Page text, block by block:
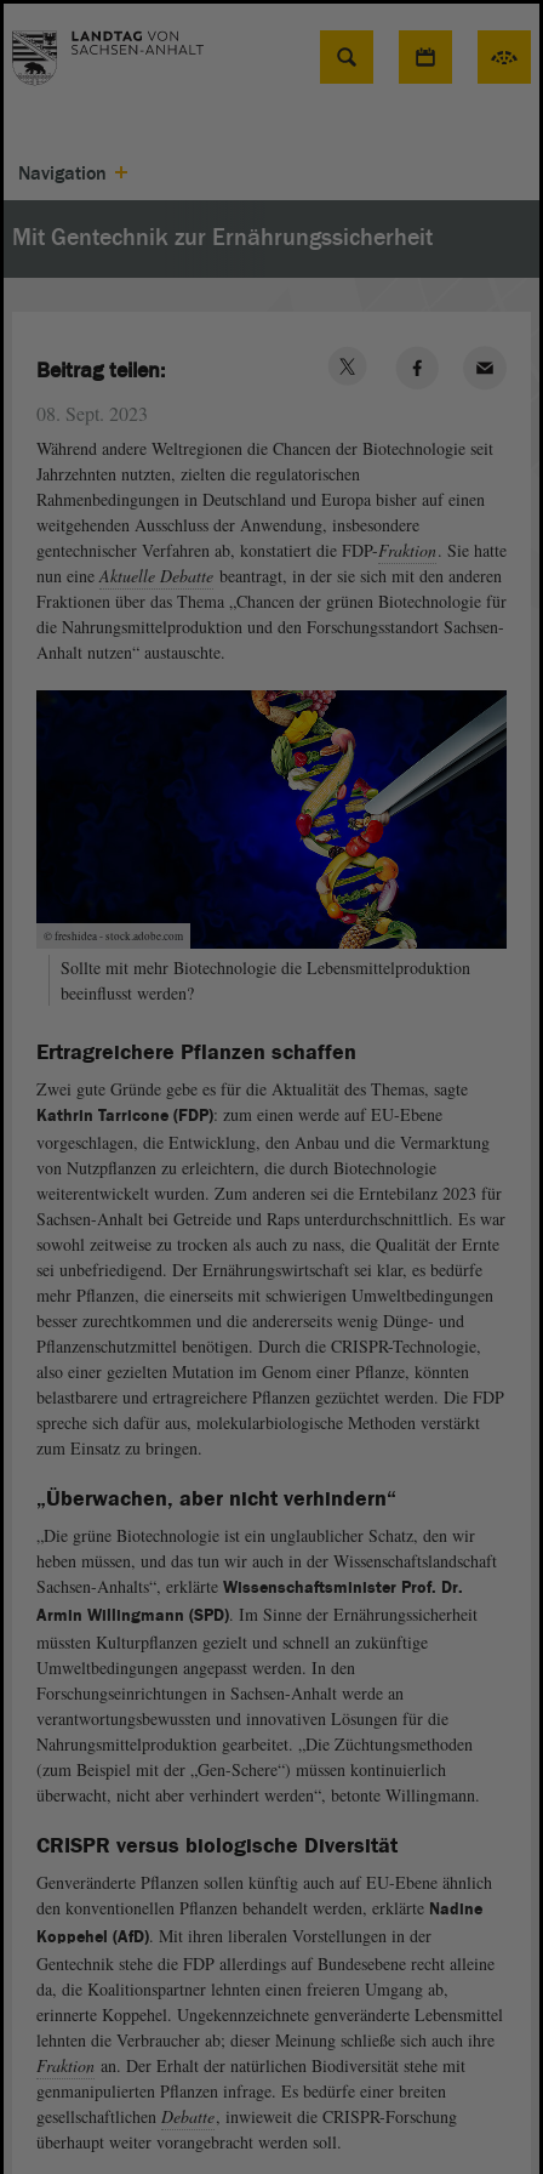
Suche
Navigation
Mit Gentechnik zur Ernährungssicherheit
08. Sept. 2023
Während andere Weltregionen die Chancen der Biotechnologie seit
Jahrzehnten nutzten, zielten die regulatorischen
Rahmenbedingungen in Deutschland und Europa bisher auf einen
weitgehenden Ausschluss der Anwendung, insbesondere
gentechnischer Verfahren ab, konstatiert die FDP-Fraktion. Sie hatte
nun eineAktuelle Debatte beantragt, in der sie sich mit den anderen
Fraktionen über das Thema „Chancen der grünen Biotechnologie für
die Nahrungsmittelproduktion und den Forschungsstandort Sachsen-
Anhalt nutzen“ austauschte.
© freshidea - stock.adobe.com
Sollte mit mehr Biotechnologie die Lebensmittelproduktion
beeinflusst werden?
Ertragreichere Pflanzen schaffen
Zwei gute Gründe gebe es für die Aktualität des Themas, sagte
Kathrin Tarricone (FDP): zum einen werde auf EU-Ebene
vorgeschlagen, die Entwicklung, den Anbau und die Vermarktung
von Nutzpflanzen zu erleichtern, die durch Biotechnologie
weiterentwickelt wurden. Zum anderen sei die Erntebilanz 2023 für
Sachsen-Anhalt bei Getreide und Raps unterdurchschnittlich. Es war
sowohl zeitweise zu trocken als auch zu nass, die Qualität der Ernte
sei unbefriedigend. Der Ernährungswirtschaft sei klar, es bedürfe
mehr Pflanzen, die einerseits mit schwierigen Umweltbedingungen
besser zurechtkommen und die andererseits wenig Dünge- und
Pflanzenschutzmittel benötigen. Durch die CRISPR-Technologie,
also einer gezielten Mutation im Genom einer Pflanze, könnten
belastbarere und ertragreichere Pflanzen gezüchtet werden. Die FDP
spreche sich dafür aus, molekularbiologische Methoden verstärkt
zum Einsatz zu bringen.
„Überwachen, aber nicht verhindern“
„Die grüne Biotechnologie ist ein unglaublicher Schatz, den wir
heben müssen, und das tun wir auch in der Wissenschaftslandschaft
Sachsen-Anhalts“, erklärte Wissenschaftsminister Prof. Dr.
Armin Willingmann (SPD). Im Sinne der Ernährungssicherheit
müssten Kulturpflanzen gezielt und schnell an zukünftige
Umweltbedingungen angepasst werden. In den
Forschungseinrichtungen in Sachsen-Anhalt werde an
verantwortungsbewussten und innovativen Lösungen für die
Nahrungsmittelproduktion gearbeitet. „Die Züchtungsmethoden
(zum Beispiel mit der „Gen-Schere“) müssen kontinuierlich
überwacht, nicht aber verhindert werden“, betonte Willingmann.
CRISPR versus biologische Diversität
Genveränderte Pflanzen sollen künftig auch auf EU-Ebene ähnlich
den konventionellen Pflanzen behandelt werden, erklärte Nadine
Koppehel (AfD). Mit ihren liberalen Vorstellungen in der
Gentechnik stehe die FDP allerdings auf Bundesebene recht alleine
da, die Koalitionspartner lehnten einen freieren Umgang ab,
erinnerte Koppehel. Ungekennzeichnete genveränderte Lebensmittel
lehnten die Verbraucher ab; dieser Meinung schließe sich auch ihre
Fraktion an. Der Erhalt der natürlichen Biodiversität stehe mit
genmanipulierten Pflanzen infrage. Es bedürfe einer breiten
gesellschaftlichen Debatte, inwieweit die CRISPR-Forschung
überhaupt weiter vorangebracht werden soll.
Beitrag teilen: